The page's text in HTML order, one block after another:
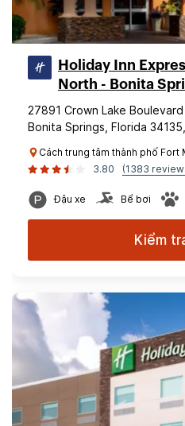
Holiday Inn
North - Bonita
27891 Crown Lake Boulevard
Bonita Springs, Florida
Cách trung tâm thành phố Fort
3.80
(1383
Đậu xe Bể bơi
Kiểm